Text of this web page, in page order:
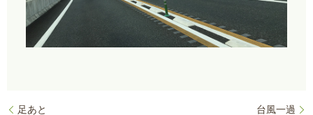
足あと 台風一過